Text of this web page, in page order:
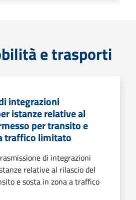
e trasporti
integrazioni
istanze relative al
per transito e
traffico limitato
di integrazioni
relative al rilascio del
e sosta in zona a traffico